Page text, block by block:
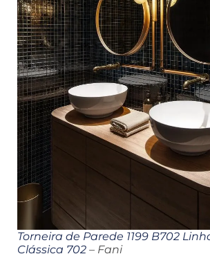
Torneira de Parede 1199 B702
Clássica 702 – Fani